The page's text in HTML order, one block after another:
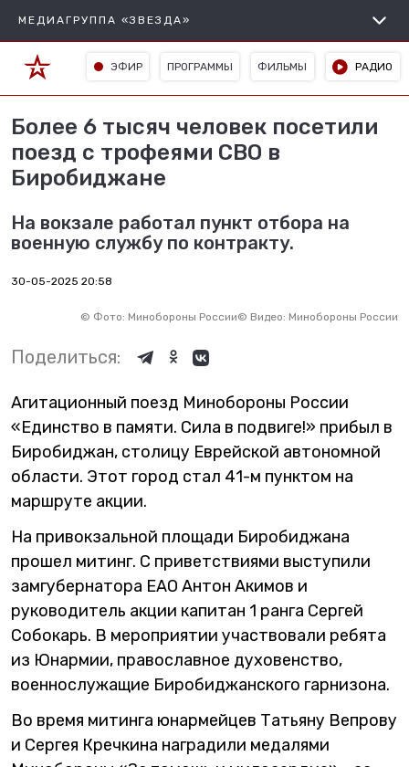
МЕДИАГРУППА «ЗВЕЗДА»
ЭФИР ПРОГРАММЫ ФИЛЬМЫ РАДИО
Более 6 тысяч человек посетили
поезд с трофеями СВО в
Биробиджане
На вокзале работал пункт отбора на
военную службу по контракту.
30-05-2025 20:58
© Фото: Минобороны России© Видео: Минобороны России
Поделиться:
Агитационный поезд Минобороны России
«Единство в памяти. Сила в подвиге!» прибыл в
Биробиджан, столицу Еврейской автономной
области. Этот город стал 41-м пунктом на
маршруте акции.
На привокзальной площади Биробиджана
прошел митинг. С приветствиями выступили
замгубернатора ЕАО Антон Акимов и
руководитель акции капитан 1 ранга Сергей
Собокарь. В мероприятии участвовали ребята
из Юнармии, православное духовенство,
военнослужащие Биробиджанского гарнизона.
Во время митинга юнармейцев Татьяну Вепрову
и Сергея Кречкина наградили медалями